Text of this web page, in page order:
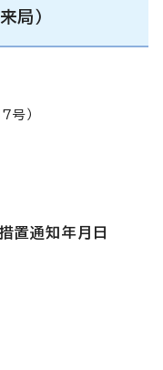
局）
号）
置通知年月日